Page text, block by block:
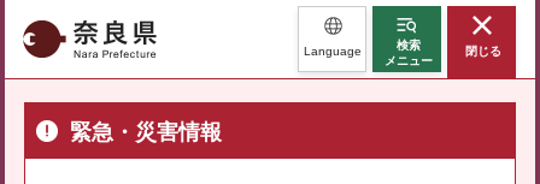
奈良県 Language
検索
メニュー
閉じる
緊急・災害情報